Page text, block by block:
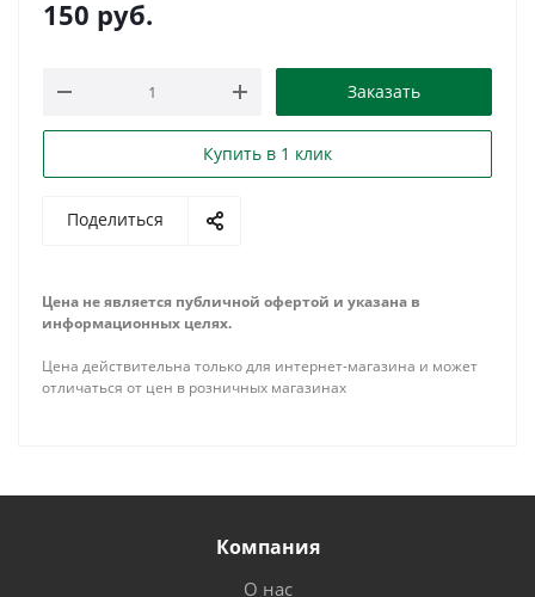
150 руб.
Заказать
Купить в 1 клик
Поделиться
Цена не является публичной офертой и указана в
информационных целях.
Цена действительна только для интернет-магазина и может
отличаться от цен в розничных магазинах
Компания
О нас